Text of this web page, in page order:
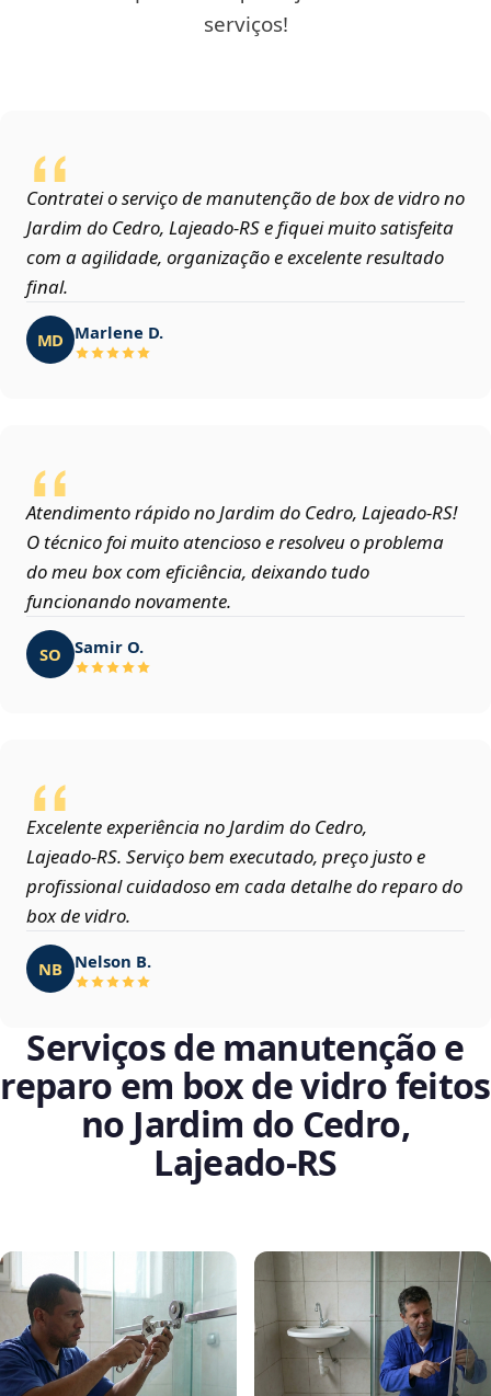
serviços!
Contratei o serviço de manutenção de box de vidro no
Jardim do Cedro, Lajeado‑RS e fiquei muito satisfeita
com a agilidade, organização e excelente resultado
final.
MD Marlene D.
Atendimento rápido no Jardim do Cedro, Lajeado‑RS!
O técnico foi muito atencioso e resolveu o problema
do meu box com eficiência, deixando tudo
funcionando novamente.
SO Samir O.
Excelente experiência no Jardim do Cedro,
Lajeado‑RS. Serviço bem executado, preço justo e
profissional cuidadoso em cada detalhe do reparo do
box de vidro.
NB Nelson B.
Serviços de manutenção e
reparo em box de vidro feitos
no Jardim do Cedro,
Lajeado‑RS